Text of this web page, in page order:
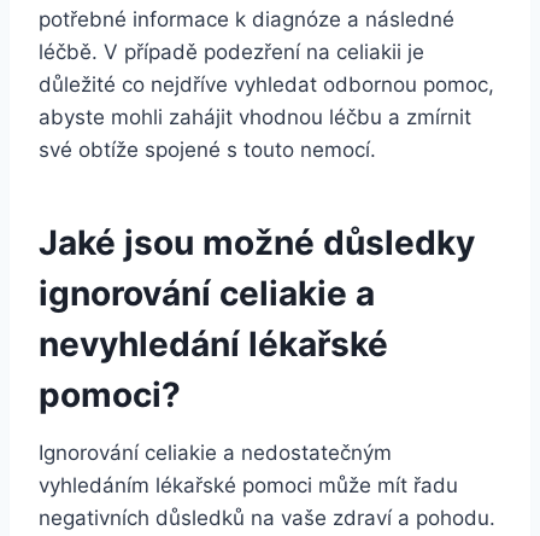
potřebné informace k ⁤diagnóze a​ následné
léčbě. V případě podezření na celiakii je
důležité co nejdříve‌ vyhledat ​odbornou pomoc,
abyste mohli zahájit vhodnou léčbu a zmírnit
své obtíže spojené s touto nemocí.
Jaké jsou možné důsledky
ignorování celiakie⁢ a⁤
nevyhledání lékařské
pomoci?
Ignorování celiakie a‌ nedostatečným
vyhledáním lékařské pomoci může mít řadu
negativních důsledků‍ na vaše zdraví a pohodu.